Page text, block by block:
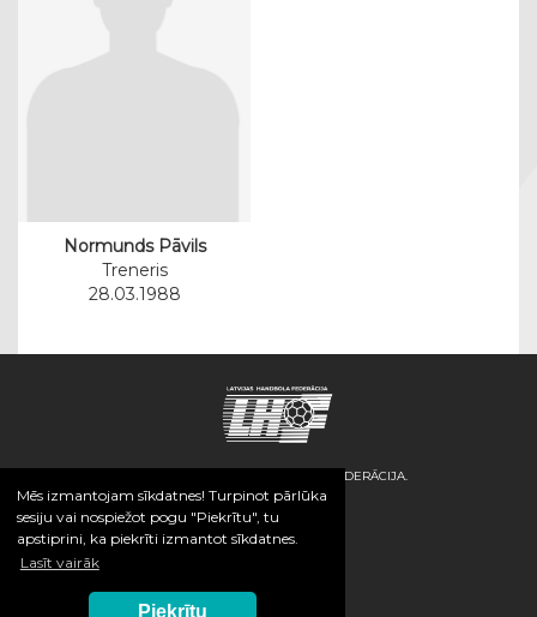
Mēs izmantojam sīkdatnes! Turpinot pārlūka
sesiju vai nospiežot pogu "Piekrītu", tu
apstiprini, ka piekrīti izmantot sīkdatnes.
Lasīt vairāk
Piekrītu
Normunds Pāvils
Treneris
28.03.1988
© 2026 / LATVIJAS HANDBOLA FEDERĀCIJA.